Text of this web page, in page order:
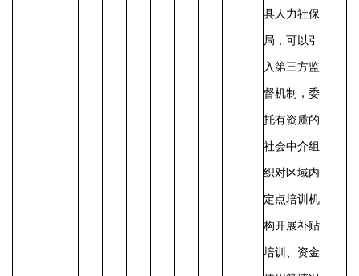
县人力社保
局，可以引
入第三方监
督机制，委
托有资质的
社会中介组
织对区域内
定点培训机
构开展补贴
培训、资金